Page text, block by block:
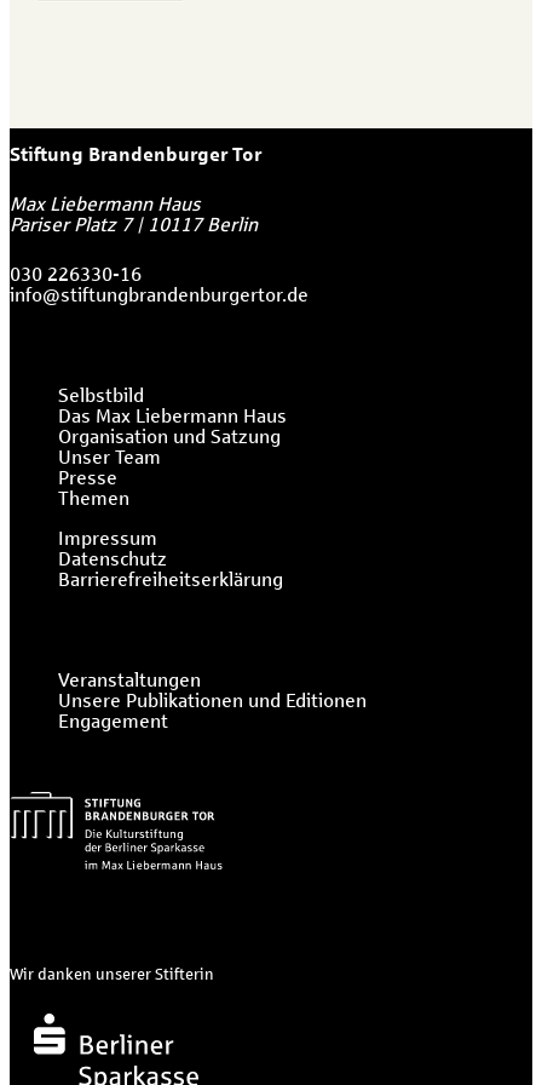
Stiftung Brandenburger Tor
Max Liebermann Haus
Pariser Platz 7| 10117 Berlin
030 226330-16
info@stiftungbrandenburgertor.de
Selbstbild
Das Max Liebermann Haus
Organisation und Satzung
Unser Team
Presse
Themen
Impressum
Datenschutz
Barrierefreiheitserklärung
Veranstaltungen
Unsere Publikationen und Editionen
Engagement
Wir danken unserer Stifterin